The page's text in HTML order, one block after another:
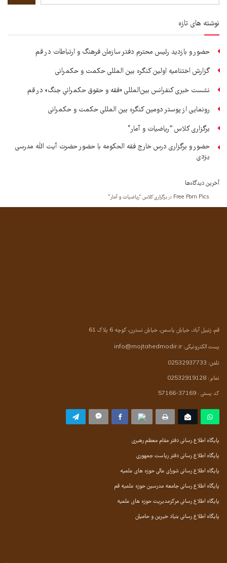
نوشته های تازه
حضور و بازدید رئیس محترم دفتر سازمان فرهنگ و ارتباطات در قم
گزارش اختتامیه اولین کنگره بین المللی حکمت و حکمرانی
نشست خبری کنفرانس بین‌المللی «فقه و حقوق حکمرانیِ جنگ» در قم
رونمایی از پوستر دومین کنگره بین المللی حکمت و حکمرانی
برگزاری کلاس “ریاضیات و آمار”
حضور و برگزاری درس خارج فقه الحکومه با حضور حضرت آیت الله مدرسی
یزدی
آخرین دیدگاه‌ها
Free Porn Pics در برگزاری کلاس “ریاضیات و آمار”
قم، زنبیل آباد، خیابان یاسمن، خیابان نسترن، کوچه 6 پلاک 61
پست الکترونیکی:info@mojtahedmodir.ir
تلفن: 02532937733
نمابر: 02532919128
کد پستی : 37169-57166
پایگاه اطلاع رسانی دفتر مقام معظم رهبری
پایگاه اطلاع رسانی دفتر ریاست جمهوری
پایگاه اطلاع رسانی شورای عالی حوزه های علمیه
پایگاه اطلاع رسانی جامعه مدرسین حوزه علمیه قم
پایگاه اطلاع رسانی مرکزمدیریت حوزه های علمیه
پایگاه اطلاع رسانی بنیاد خیرین و حامیان